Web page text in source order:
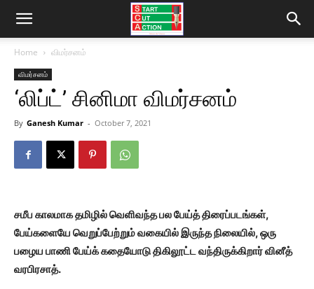
Home விமர்சனம்
விமர்சனம்
‘லிப்ட்’ சினிமா விமர்சனம்
By Ganesh Kumar - October 7, 2021
சமீப காலமாக தமிழில் வெளிவந்த பல பேய்த் திரைப்படங்கள்,
பேய்களையே வெறுப்பேற்றும் வகையில் இருந்த நிலையில், ஒரு
பழைய பாணி பேய்க் கதையோடு திகிலூட்ட வந்திருக்கிறார் வினீத்
வரபிரசாத்.